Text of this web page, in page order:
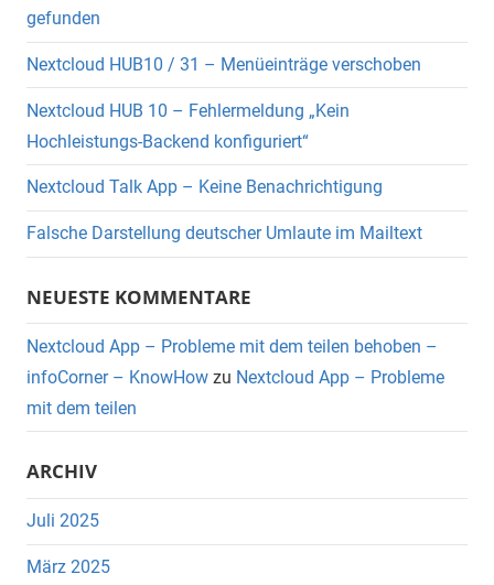
gefunden
Nextcloud HUB10 / 31 – Menüeinträge verschoben
Nextcloud HUB 10 – Fehlermeldung „Kein
Hochleistungs-Backend konfiguriert“
Nextcloud Talk App – Keine Benachrichtigung
Falsche Darstellung deutscher Umlaute im Mailtext
NEUESTE KOMMENTARE
Nextcloud App – Probleme mit dem teilen behoben –
infoCorner – KnowHow zu Nextcloud App – Probleme
mit dem teilen
ARCHIV
Juli 2025
März 2025